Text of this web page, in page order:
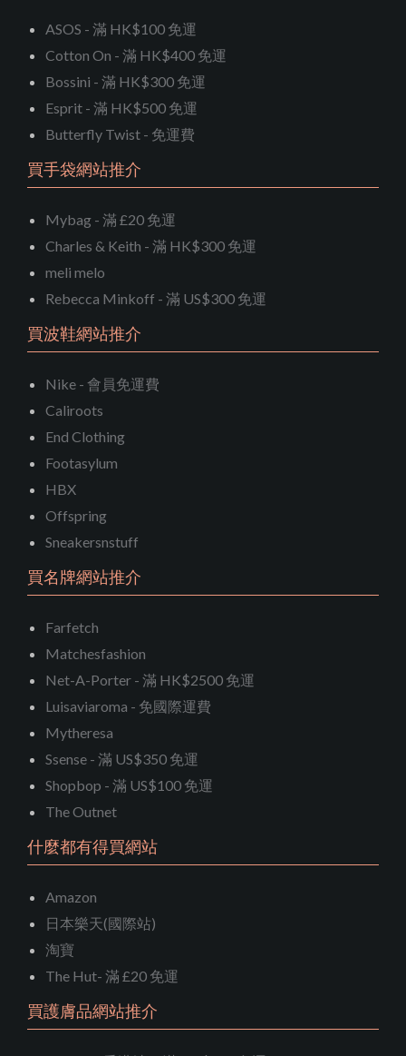
ASOS - 滿 HK$100 免運
Cotton On - 滿 HK$400 免運
Bossini - 滿 HK$300 免運
Esprit - 滿 HK$500 免運
Butterfly Twist - 免運費
買手袋網站推介
Mybag - 滿 £20 免運
Charles & Keith - 滿 HK$300 免運
meli melo
Rebecca Minkoff - 滿 US$300 免運
買波鞋網站推介
Nike - 會員免運費
Caliroots
End Clothing
Footasylum
HBX
Offspring
Sneakersnstuff
買名牌網站推介
Farfetch
Matchesfashion
Net-A-Porter - 滿 HK$2500 免運
Luisaviaroma - 免國際運費
Mytheresa
Ssense - 滿 US$350 免運
Shopbop - 滿 US$100 免運
The Outnet
什麼都有得買網站
Amazon
日本樂天(國際站)
淘寶
The Hut- 滿 £20 免運
買護膚品網站推介